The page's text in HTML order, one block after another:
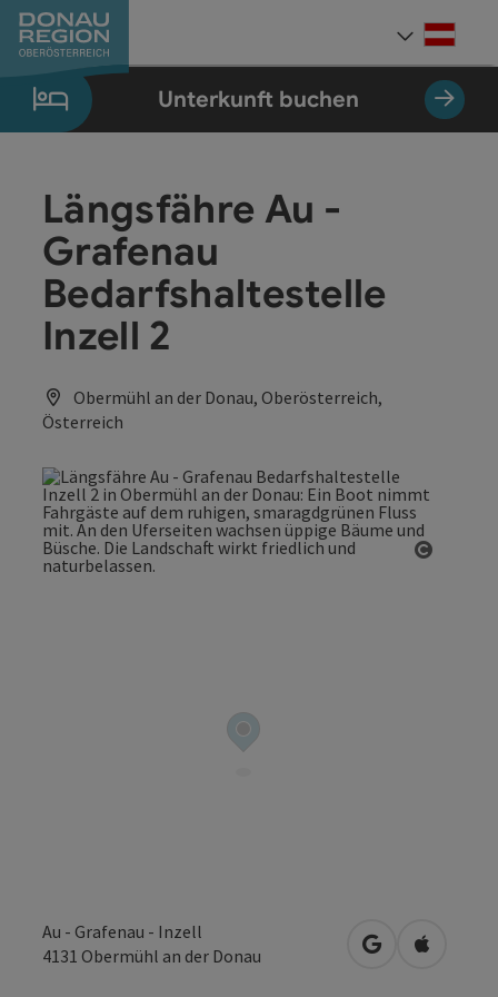
Zum Inhalt
Zur Navigation
Zum Seitenanfang
Zur Kontaktseite
Zum Impressum
Zur Startseite
Unterkunft buchen
Längsfähre Au -
Grafenau
Bedarfshaltestelle
Inzell 2
Obermühl an der Donau, Oberösterreich,
Österreich
Au - Grafenau - Inzell
4131 Obermühl an der Donau in Googlein Apple